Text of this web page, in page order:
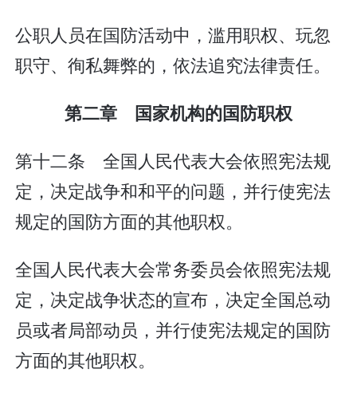
公职人员在国防活动中，滥用职权、玩忽
职守、徇私舞弊的，依法追究法律责任。
第二章 国家机构的国防职权
第十二条 全国人民代表大会依照宪法规
定，决定战争和和平的问题，并行使宪法
规定的国防方面的其他职权。
全国人民代表大会常务委员会依照宪法规
定，决定战争状态的宣布，决定全国总动
员或者局部动员，并行使宪法规定的国防
方面的其他职权。